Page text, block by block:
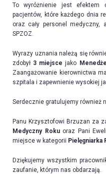
To wyróżnienie jest efektem
pacjentów, które każdego
oraz cały personel medyczny,
SPZOZ.
Wyrazy uznania należą się
zdobył 3 miejsce jako
Zaangażowanie kierownictwa
szpitala i zapewnienie wysokiej
Serdecznie gratulujemy również
Panu Krzysztofowi Brzuzan za
Medyczny Rokuoraz Pani
miejsce w kategorii Pielęgniarka
Dziękujemy wszystkim
zaufanie, którym nas obdarzają.